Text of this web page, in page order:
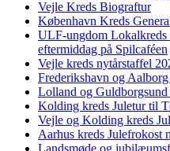
Vejle Kreds Biograftur
København Kreds
ULF-ungdom Lokalkreds
eftermiddag på Spilcaféen
Vejle kreds nytårstaffel
Frederikshavn og
Lolland og
Kolding kreds Juletur til
Vejle og Kolding kreds
Aarhus kreds Julefrokost
Landsmøde og